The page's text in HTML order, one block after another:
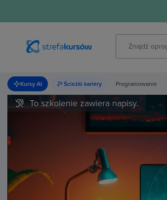
Kursy AI Ścieżki kariery Programowanie
To szkolenie zawiera napisy.